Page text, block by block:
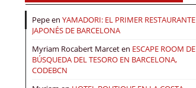
Pepeen YAMADORI: EL PRIMER RESTAURANTE
JAPONÉS DE BARCELONA
Myriam Rocabert Marceten ESCAPE ROOM DE
BÚSQUEDA DEL TESORO EN BARCELONA,
CODEBCN